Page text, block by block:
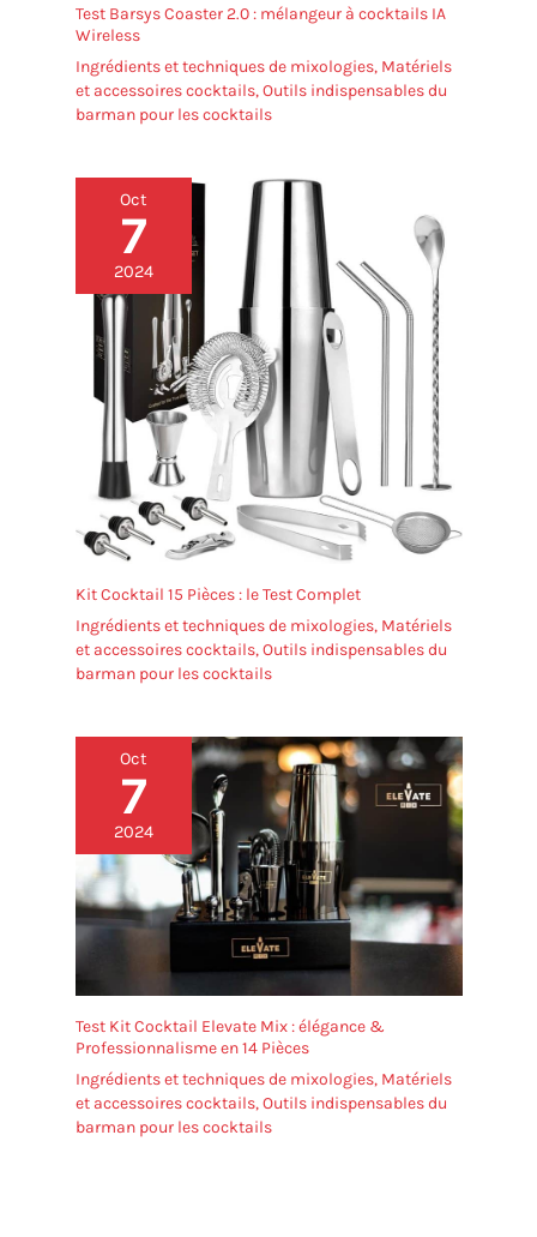
Test Barsys Coaster 2.0 : mélangeur à cocktails IA
Wireless
Ingrédients et techniques de mixologies, Matériels
et accessoires cocktails,Outils indispensables du
barman pour les cocktails
Oct
7
2024
Kit Cocktail 15 Pièces : le Test Complet
Ingrédients et techniques de mixologies, Matériels
et accessoires cocktails,Outils indispensables du
barman pour les cocktails
Oct
7
2024
Test Kit Cocktail Elevate Mix : élégance &
Professionnalisme en 14 Pièces
Ingrédients et techniques de mixologies, Matériels
et accessoires cocktails,Outils indispensables du
barman pour les cocktails